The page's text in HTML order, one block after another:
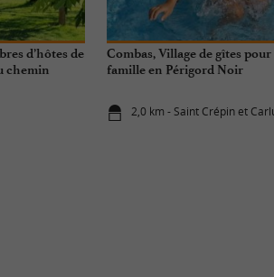
d’hôtes de
chemin
Combas, Village de gîtes pour
famille en Périgord Noir
2,0 km - Saint Crépin et